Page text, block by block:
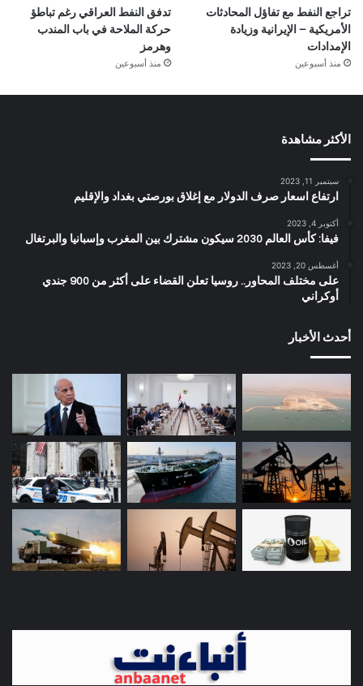
تراجع النفط مع تفاؤل المحادثات
الأمريكية – الإيرانية وزيادة
الإمدادات
منذ أسبوعين
تدفق النفط العراقي رغم تباطؤ
حركة الملاحة في باب المندب
وهرمز
منذ أسبوعين
الأكثر مشاهدة
سبتمبر 11, 2023
ارتفاع اسعار صرف الدولار مع إغلاق بورصتي بغداد والإقليم
أكتوبر 4, 2023
فيفا: كأس العالم 2030 سيكون مشترك بين المغرب وإسبانيا والبرتغال
أغسطس 20, 2023
على مختلف المحاور.. روسيا تعلن القضاء على أكثر من 900 جندي
أوكراني
أحدث الأخبار